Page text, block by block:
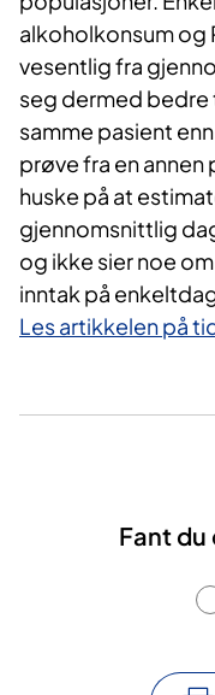
alkoholkonsum og
vesentlig fra
seg dermed bedre
samme pasient
prøve fra en annen
huske på at
gjennomsnittlig
og ikke sier noe
inntak på
Les artikkelen på
Fant